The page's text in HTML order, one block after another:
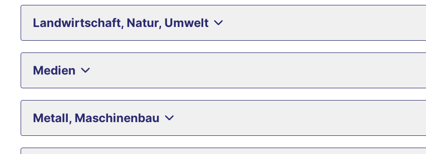
Landwirtschaft, Natur, Umwelt
Medien
Metall, Maschinenbau